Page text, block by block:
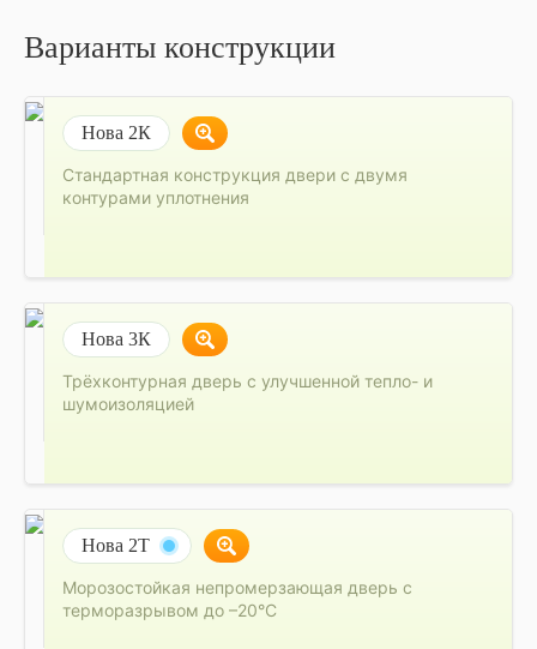
Варианты конструкции
Нова 2К
Стандартная конструкция двери с двумя
контурами уплотнения
Нова 3К
Трёхконтурная дверь с улучшенной тепло- и
шумоизоляцией
Нова 2Т
Морозостойкая непромерзающая дверь с
терморазрывом до –20°C